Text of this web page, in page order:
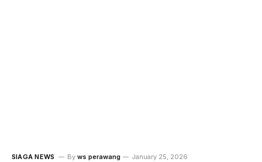
SIAGA NEWS By ws perawang January 25, 2026